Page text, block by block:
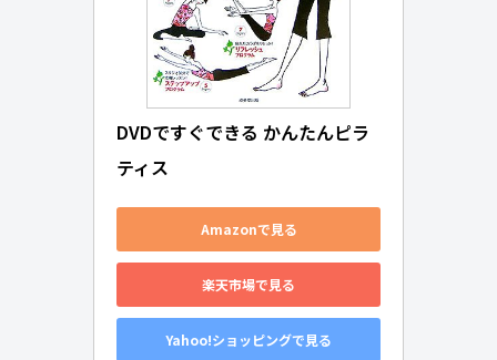
DVDですぐできる かんたんピラ
ティス
Amazonで見る
楽天市場で見る
Yahoo!ショッピングで見る